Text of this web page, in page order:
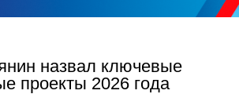
назвал ключевые
проекты 2026 года